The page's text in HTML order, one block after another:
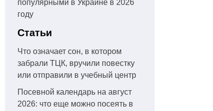
популярными в Украине в 2026
году
Статьи
Что означает сон, в котором
забрали ТЦК, вручили повестку
или отправили в учебный центр
Посевной календарь на август
2026: что еще можно посеять в